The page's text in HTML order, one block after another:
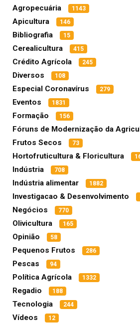
Agropecuária 1143
Apicultura 146
Bibliografia 15
Cerealicultura 415
Crédito Agrícola 245
Diversos 108
Especial Coronavírus 279
Eventos 1831
Formação 156
Fóruns de Modernização da
Frutos Secos 73
Hortofruticultura & Floricultura
Indústria 708
Indústria alimentar 1882
Investigacao & Desenvolvimento
Negócios 770
Olivicultura 165
Opinião 58
Pequenos Frutos 286
Pescas 94
Política Agrícola 1332
Regadio 188
Tecnologia 244
Vídeos 12